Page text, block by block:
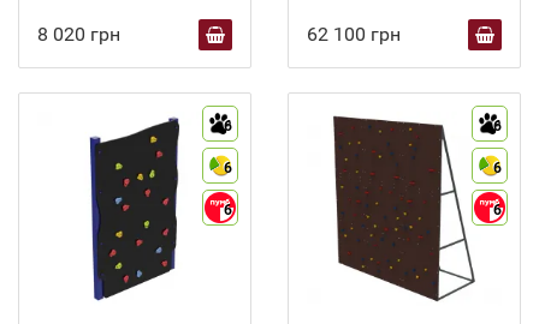
8 020 грн 62 100 грн
6
6
6
6
6
6